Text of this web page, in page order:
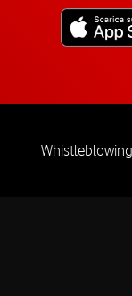
Whistleblowing